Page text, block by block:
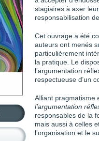
stagiaires à axer
responsabilisation
Cet ouvrage a été
auteurs ont menés
particulièrement
la pratique. Le
l’argumentation
respectueuse d’un
Alliant pragmatisme
l’argumentation
responsables de la
mais aussi à celles
l’organisation et le